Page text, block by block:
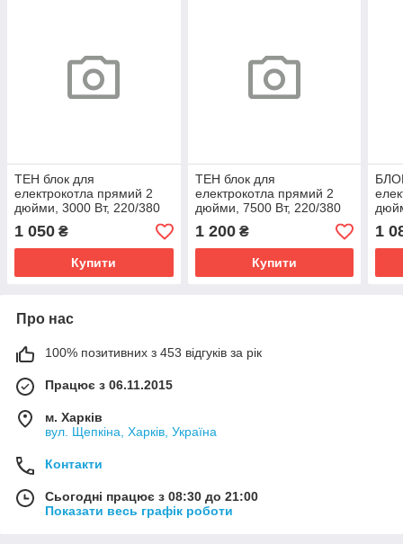
ТЕН блок для
електрокотла прямий 2
дюйми, 3000 Вт, 220/380
1 050 ₴
Купити
ТЕН блок для
електрокотла прямий 2
дюйми, 7500 Вт, 220/380
1 200₴
Купити
1
Про нас
100% позитивних з 453 відгуків за рік
Працює з 06.11.2015
м. Харків
вул. Щепкіна, Харків, Україна
Контакти
Сьогодні працює з 08:30 до 21:00
Показати весь графік роботи